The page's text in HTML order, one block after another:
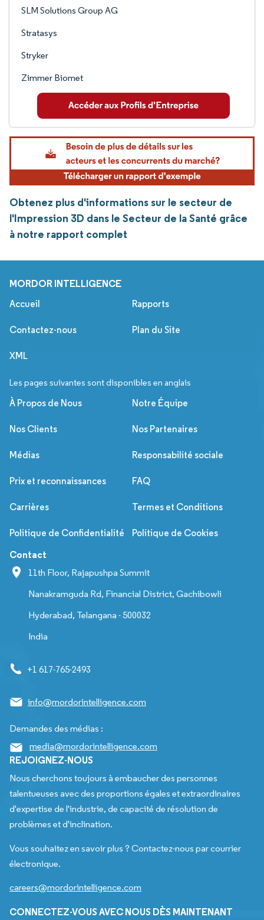
SLM Solutions Group AG
Stratasys
Stryker
Zimmer Biomet
Obtenez plus d'informations sur le secteur de
l'Impression 3D dans le Secteur de la Santé grâce
à notre rapport complet
MORDOR INTELLIGENCE
Accueil Rapports
Contactez-nous Plan du Site
XML
Les pages suivantes sont disponibles en anglais
À Propos de Nous Notre Équipe
Nos Clients Nos Partenaires
Médias Responsabilité sociale
Prix et reconnaissances FAQ
Carrières Termes et Conditions
Politique de Confidentialité Politique de Cookies
Contact
11th Floor, Rajapushpa Summit
Nanakramguda Rd, Financial District, Gachibowli
Hyderabad, Telangana - 500032
India
+1 617-765-2493
info@mordorintelligence.com
Demandes des médias :
media@mordorintelligence.com
REJOIGNEZ-NOUS
Nous cherchons toujours à embaucher des personnes
talentueuses avec des proportions égales et extraordinaires
d'expertise de l'industrie, de capacité de résolution de
problèmes et d'inclination.
Vous souhaitez en savoir plus ? Contactez-nous par courrier
électronique.
careers@mordorintelligence.com
CONNECTEZ-VOUS AVEC NOUS DÈS MAINTENANT